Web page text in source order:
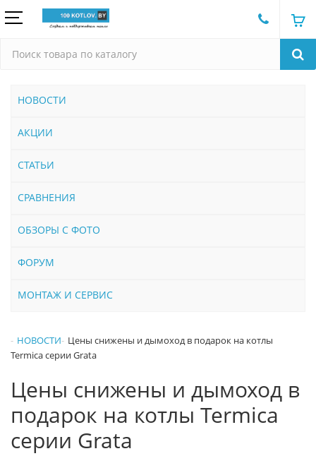
НОВОСТИ
АКЦИИ
СТАТЬИ
СРАВНЕНИЯ
ОБЗОРЫ С ФОТО
ФОРУМ
МОНТАЖ И СЕРВИС
НОВОСТИ
Цены снижены и дымоход в подарок на котлы
Termica серии Grata
Цены снижены и дымоход в
подарок на котлы Termica
серии Grata